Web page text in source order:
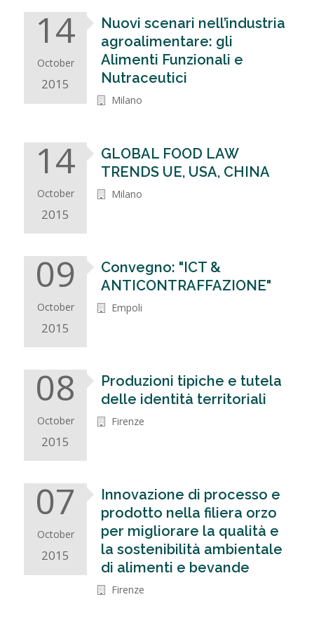
14
October
2015
Nuovi scenari nell’industria
agroalimentare: gli
Alimenti Funzionali e
Nutraceutici
Milano
14
October
2015
GLOBAL FOOD LAW
TRENDS UE, USA, CHINA
Milano
09
October
2015
Convegno: "ICT &
ANTICONTRAFFAZIONE"
Empoli
08
October
2015
Produzioni tipiche e tutela
delle identità territoriali
Firenze
07
October
2015
Innovazione di processo e
prodotto nella filiera orzo
per migliorare la qualità e
la sostenibilità ambientale
di alimenti e bevande
Firenze